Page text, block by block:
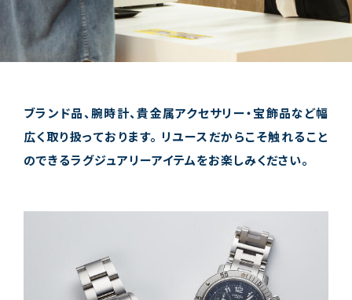
ブランド品、腕時計、貴金属アクセサリー・宝飾品など幅
広く取り扱っております。 リユースだからこそ触れること
のできるラグジュアリーアイテムをお楽しみください。